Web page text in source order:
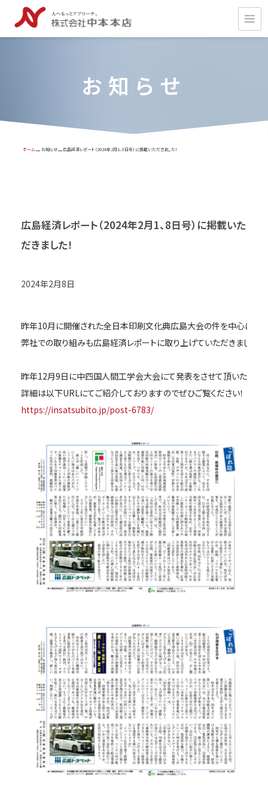
お知らせ
ホーム お知らせ 広島経済レポート（2024年2月1、8日号）に掲載いただきました！
広島経済レポート（2024年2月1、8日号）に掲載いた
だきました！
2024年2月8日
昨年10月に開催された全日本印刷文化典広島大会の件を中心に、
弊社での取り組みも広島経済レポートに取り上げていただきました！
昨年12月9日に中四国人間工学会大会にて発表をさせて頂いた件に
https://insatsubito.jp/post-6783/